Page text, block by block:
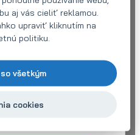
aj vás cieliť reklamou.
upraviť kliknutím na
politiku.
všetkým
cookies